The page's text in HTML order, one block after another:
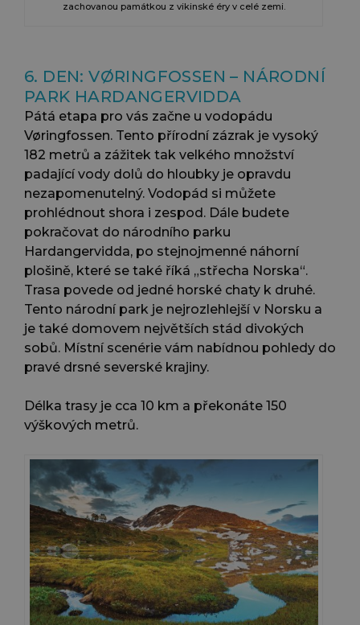
zachovanou památkou z vikinské éry v celé zemi.
6. DEN: VØRINGFOSSEN – NÁRODNÍ
PARK HARDANGERVIDDA
Pátá etapa pro vás začne u vodopádu
Vøringfossen. Tento přírodní zázrak je vysoký
182 metrů a zážitek tak velkého množství
padající vody dolů do hloubky je opravdu
nezapomenutelný. Vodopád si můžete
prohlédnout shora i zespod. Dále budete
pokračovat do národního parku
Hardangervidda, po stejnojmenné náhorní
plošině, které se také říká „střecha Norska“.
Trasa povede od jedné horské chaty k druhé.
Tento národní park je nejrozlehlejší v Norsku a
je také domovem největších stád divokých
sobů. Místní scenérie vám nabídnou pohledy do
pravé drsné severské krajiny.
Délka trasy je cca 10 km a překonáte 150
výškových metrů.